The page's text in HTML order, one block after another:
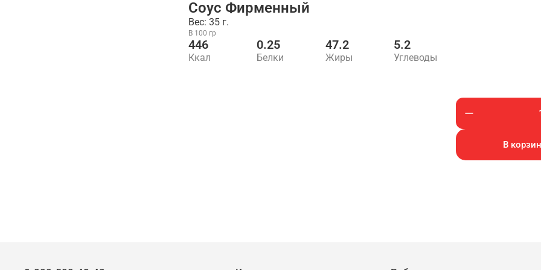
Соус Фирменный
Вес: 35 г.
В 100 гр
446
Ккал
0.25
Белки
47.2
Жиры
5.2
Углеводы
В